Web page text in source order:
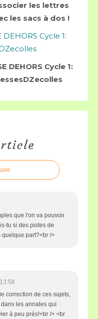
les lettres
les sacs à dos !
DEHORS Cycle 1:
que l'on va pouvoir
tu si des pistes de
part?<br />
correction de ces sujets,
les annales qui
à peu près!<br /> <br